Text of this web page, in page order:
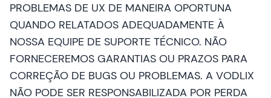
PROBLEMAS DE UX DE MANEIRA OPORTUNA
QUANDO RELATADOS ADEQUADAMENTE À
NOSSA EQUIPE DE SUPORTE TÉCNICO. NÃO
FORNECEREMOS GARANTIAS OU PRAZOS PARA
CORREÇÃO DE BUGS OU PROBLEMAS. A VODLIX
NÃO PODE SER RESPONSABILIZADA POR PERDA